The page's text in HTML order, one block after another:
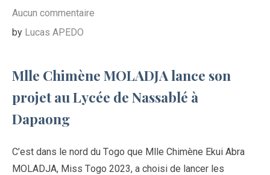
Aucun commentaire
by Lucas APEDO
Mlle Chimène MOLADJA lance son
projet au Lycée de Nassablé à
Dapaong
C’est dans le nord du Togo que Mlle Chimène Ekui Abra
MOLADJA, Miss Togo 2023, a choisi de lancer les